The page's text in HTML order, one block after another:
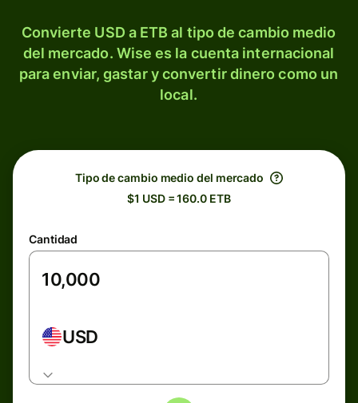
Convierte USD a ETB al tipo de cambio medio
del mercado. Wise es la cuenta internacional
para enviar, gastar y convertir dinero como un
local.
Tipo de cambio medio del mercado
$1 USD = 160.0 ETB
Cantidad
USD